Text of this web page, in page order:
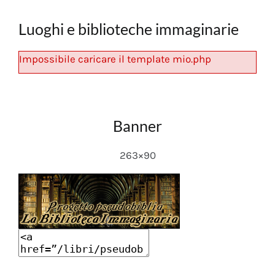
Luoghi e biblioteche immaginarie
Impossibile caricare il template mio.php
Banner
263×90